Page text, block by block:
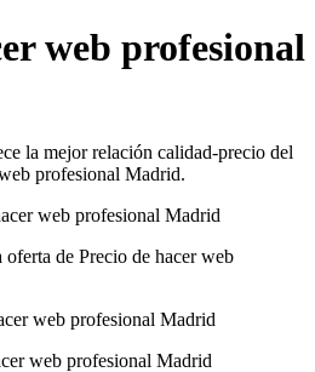
web profesional
la mejor relación calidad-precio del
profesional Madrid.
web profesional Madrid
de Precio de hacer web
web profesional Madrid
web profesional Madrid